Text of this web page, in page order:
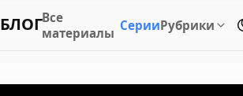
БЛОГВсе
материалы СерииРубрики